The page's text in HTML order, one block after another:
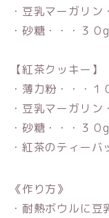
・豆乳マーガリン
・砂糖・・・３０g
【紅茶クッキー】
・薄力粉・・・１
・豆乳マーガリン
・砂糖・・・３０g
・紅茶のティー
《作り方》
・耐熱ボウルに